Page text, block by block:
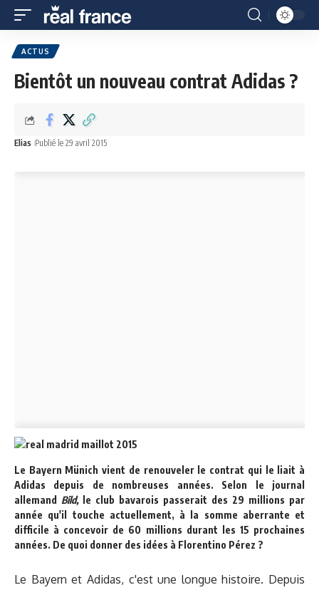
ACTUS
Bientôt un nouveau contrat Adidas ?
Elias Publié le 29 avril 2015
Le Bayern Münich vient de renouveler le contrat qui le liait à
Adidas depuis de nombreuses années. Selon le journal
allemand Bild, le club bavarois passerait des 29 millions par
année qu'il touche actuellement, à la somme aberrante et
difficile à concevoir de 60 millions durant les 15 prochaines
années. De quoi donner des idées à Florentino Pérez ?
Le Bayern et Adidas, c'est une longue histoire. Depuis